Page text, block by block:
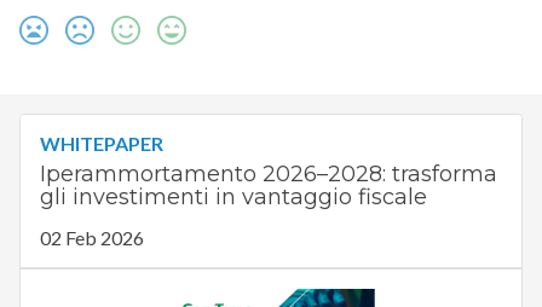
WHITEPAPER
Iperammortamento 2026–2028: trasforma
gli investimenti in vantaggio fiscale
02 Feb 2026